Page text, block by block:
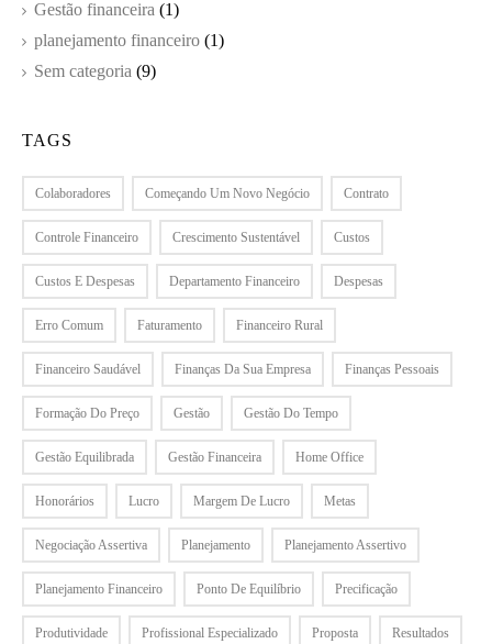
Gestão financeira (1)
planejamento financeiro (1)
Sem categoria (9)
TAGS
Colaboradores Começando Um Novo Negócio Contrato
Controle Financeiro Crescimento Sustentável Custos
Custos E Despesas Departamento Financeiro Despesas
Erro Comum Faturamento Financeiro Rural
Financeiro Saudável Finanças Da Sua Empresa Finanças Pessoais
Formação Do Preço Gestão Gestão Do Tempo
Gestão Equilibrada Gestão Financeira Home Office
Honorários Lucro Margem De Lucro Metas
Negociação Assertiva Planejamento Planejamento Assertivo
Planejamento Financeiro Ponto De Equilíbrio Precificação
Produtividade Profissional Especializado Proposta Resultados